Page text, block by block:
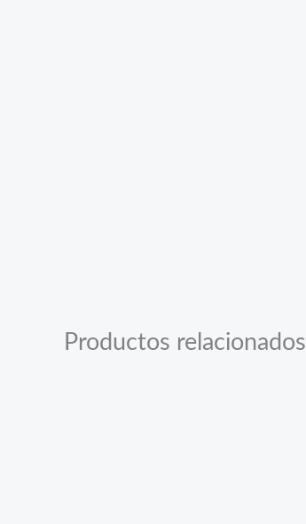
Productos relacionados